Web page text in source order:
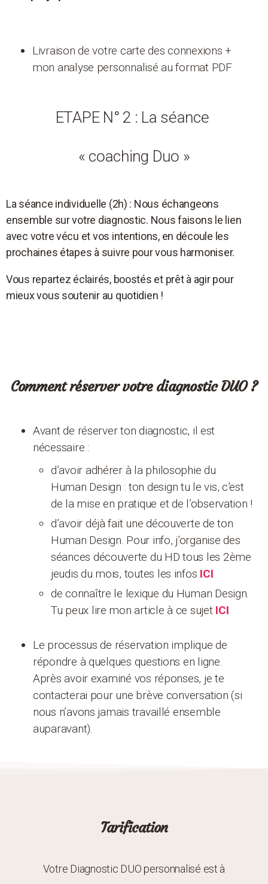
Livraison de votre carte des connexions +
mon analyse personnalisé au format PDF
ETAPE N° 2 : La séance
« coaching Duo »
La séance individuelle (2h) : Nous échangeons
ensemble sur votre diagnostic. Nous faisons le lien
avec votre vécu et vos intentions, en découle les
prochaines étapes à suivre pour vous harmoniser.
Vous repartez éclairés, boostés et prêt à agir pour
mieux vous soutenir au quotidien !
Comment réserver votre diagnostic DUO ?
Avant de réserver ton diagnostic, il est
nécessaire :
d’avoir adhérer à la philosophie du
Human Design : ton design tu le vis, c’est
de la mise en pratique et de l’observation !
d’avoir déjà fait une découverte de ton
Human Design. Pour info, j’organise des
séances découverte du HD tous les 2ème
jeudis du mois, toutes les infos ICI.
de connaître le lexique du Human Design.
Tu peux lire mon article à ce sujet ICI
Le processus de réservation implique de
répondre à quelques questions en ligne.
Après avoir examiné vos réponses, je te
contacterai pour une brève conversation (si
nous n’avons jamais travaillé ensemble
auparavant).
Tarification
Votre Diagnostic DUO personnalisé est à